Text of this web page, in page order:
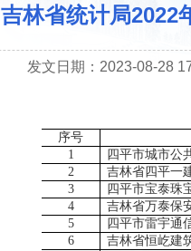
吉林省统计局2022
发文日期：2023-08-28
序号
1
四平市城市公
2
吉林省四平一
3
四平市宝泰珠
4
吉林省万泰保
5
四平市雷宇通
6
吉林省恒屹建